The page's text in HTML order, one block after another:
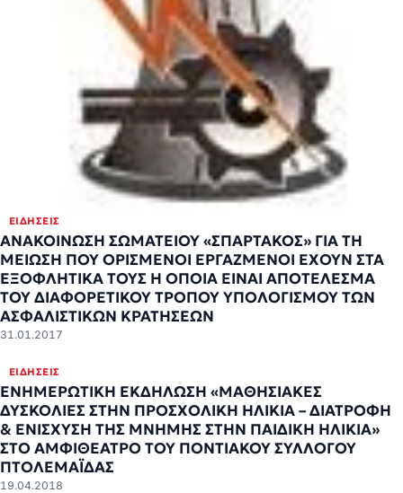
ΕΙΔΉΣΕΙΣ
ΑΝΑΚΟΙΝΩΣΗ ΣΩΜΑΤΕΙΟΥ «ΣΠΑΡΤΑΚΟΣ» ΓΙΑ ΤΗ
ΜΕΙΩΣΗ ΠΟΥ ΟΡΙΣΜΕΝΟΙ ΕΡΓΑΖΜΕΝΟΙ ΕΧΟΥΝ ΣΤΑ
ΕΞΟΦΛΗΤΙΚΑ ΤΟΥΣ Η ΟΠΟΙΑ ΕΙΝΑΙ ΑΠΟΤΕΛΕΣΜΑ
ΤΟΥ ΔΙΑΦΟΡΕΤΙΚΟΥ ΤΡΟΠΟΥ ΥΠΟΛΟΓΙΣΜΟΥ ΤΩΝ
ΑΣΦΑΛΙΣΤΙΚΩΝ ΚΡΑΤΗΣΕΩΝ
31.01.2017
ΕΙΔΉΣΕΙΣ
ΕΝΗΜΕΡΩΤΙΚΗ ΕΚΔΗΛΩΣΗ «ΜΑΘΗΣΙΑΚΕΣ
ΔΥΣΚΟΛΙΕΣ ΣΤΗΝ ΠΡΟΣΧΟΛΙΚΗ ΗΛΙΚΙΑ – ΔΙΑΤΡΟΦΗ
& ΕΝΙΣΧΥΣΗ ΤΗΣ ΜΝΗΜΗΣ ΣΤΗΝ ΠΑΙΔΙΚΗ ΗΛΙΚΙΑ»
ΣΤΟ ΑΜΦΙΘΕΑΤΡΟ ΤΟΥ ΠΟΝΤΙΑΚΟΥ ΣΥΛΛΟΓΟΥ
ΠΤΟΛΕΜΑΪΔΑΣ
19.04.2018